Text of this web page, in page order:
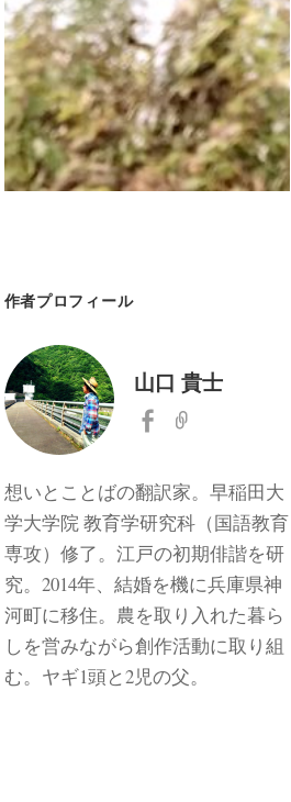
作者プロフィール
山口 貴士
想いとことばの翻訳家。早稲田大
学大学院 教育学研究科（国語教育
専攻）修了。江戸の初期俳諧を研
究。2014年、結婚を機に兵庫県神
河町に移住。農を取り入れた暮ら
しを営みながら創作活動に取り組
む。ヤギ1頭と2児の父。